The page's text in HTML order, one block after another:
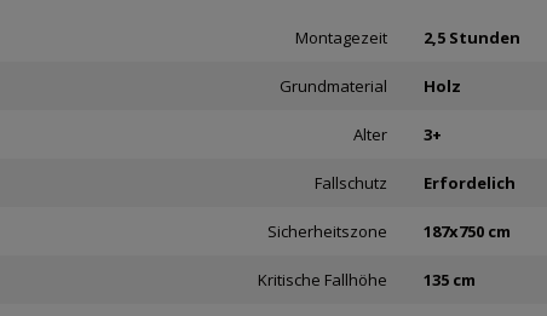
Montagezeit 2,5 Stunden
Grundmaterial Holz
Alter 3+
Fallschutz Erfordelich
Sicherheitszone 187x750 cm
Kritische Fallhöhe 135 cm